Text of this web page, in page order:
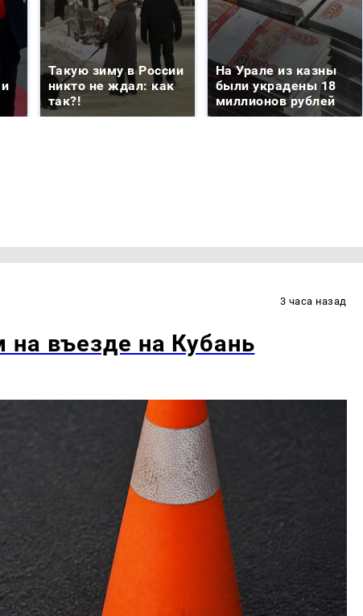
Такую зиму в России
никто не ждал: как
так?!
На Урале из казны
были украдены 18
миллионов рублей
3 часа назад
въезде на Кубань